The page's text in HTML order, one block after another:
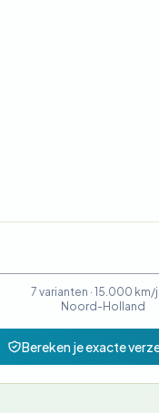
7 varianten · 15.000 km/
Noord-Holland
Bereken je exacte